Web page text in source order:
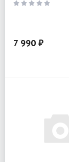
7 990 ₽